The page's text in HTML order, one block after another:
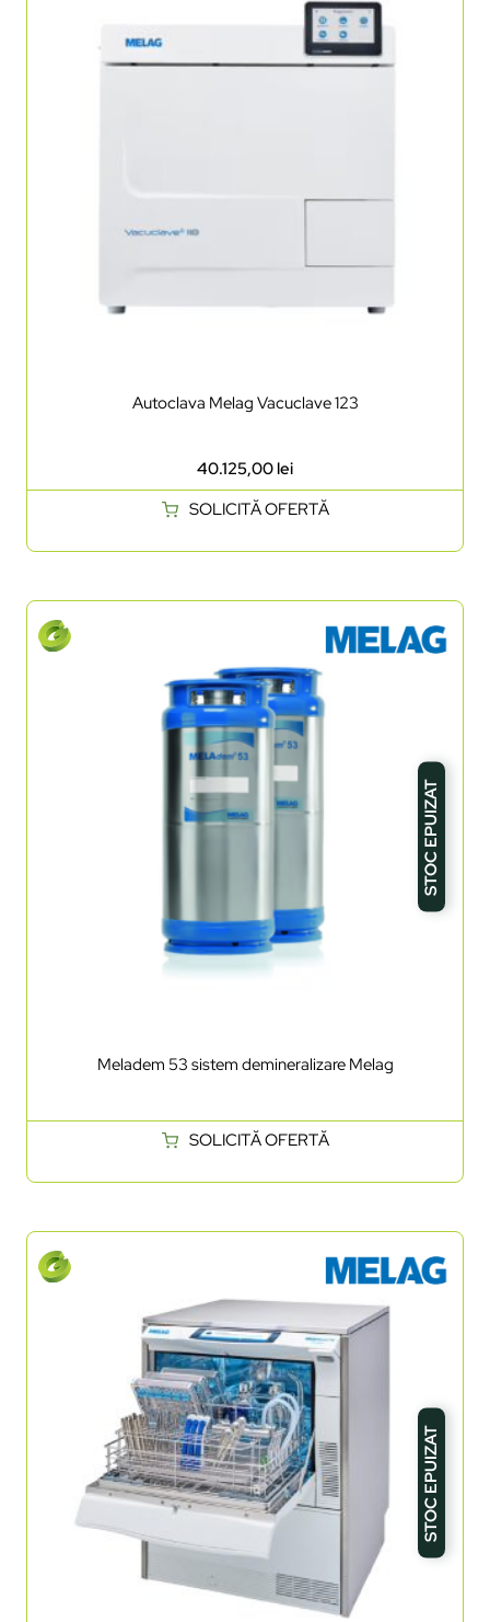
Autoclava Melag Vacuclave 123
40.125,00lei
SOLICITĂ OFERTĂ
STOC EPUIZAT
Meladem 53 sistem demineralizare Melag
SOLICITĂ OFERTĂ
STOC EPUIZAT